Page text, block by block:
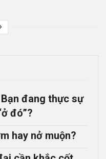
đang thực sự
đó”?
hay nở muộn?